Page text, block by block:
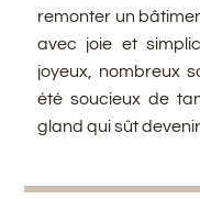
remonter un
avec joie et
joyeux, nombreux
été soucieux de
gland qui sût